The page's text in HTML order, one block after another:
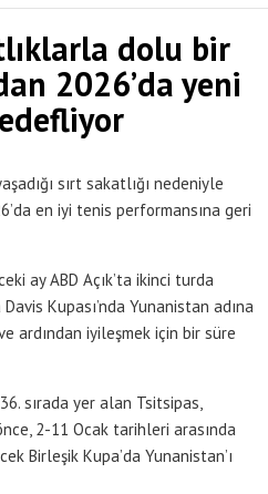
dolu bir
2026’da yeni
sırt sakatlığı nedeniyle
en iyi tenis performansına geri
ay ABD Açık’ta ikinci turda
Kupası’nda Yunanistan adına
ardından iyileşmek için bir süre
sırada yer alan Tsitsipas,
2-11 Ocak tarihleri ​​arasında
Birleşik Kupa’da Yunanistan’ı